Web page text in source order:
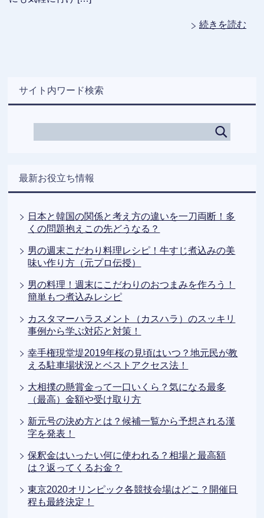
続きを読む
サイト内ワード検索
最新お役立ち情報
日本と韓国の関係と考え方の違いを一刀両断！多
くの問題抱えこの先どうなる？
男の週末こだわり料理レシピ！牛すじ煮込みの美
味い作り方（元プロ伝授）
男の料理！週末にこだわりのおつまみを作ろう！
簡単もつ煮込みレシピ
カスタマーハラスメント（カスハラ）のスッキリ
事例から学ぶ対応と対策！
幸手権現堂堤2019年桜の見頃はいつ？地元民が教
える駐車場状況とベストアクセス法！
大相撲の懸賞金って一口いくら？気になる最多
（最高）金額や受け取り方
新元号の決め方とは？候補一覧から予想される漢
字を発表！
保釈金はいったい何に使われる？相場と最高額
は？返ってくるお金？
東京2020オリンピック各競技会場はどこ？開催日
程も最終決定！